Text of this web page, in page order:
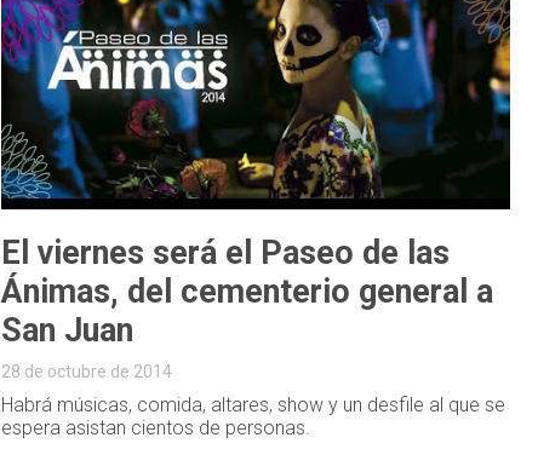
El viernes será el Paseo de las
Ánimas, del cementerio general a
San Juan
28 de octubre de 2014
Habrá músicas, comida, altares, show y un desfile al que se
espera asistan cientos de personas.